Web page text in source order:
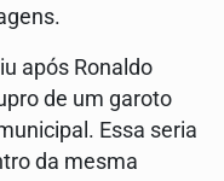
após Ronaldo
de um garoto
Essa seria
da mesma